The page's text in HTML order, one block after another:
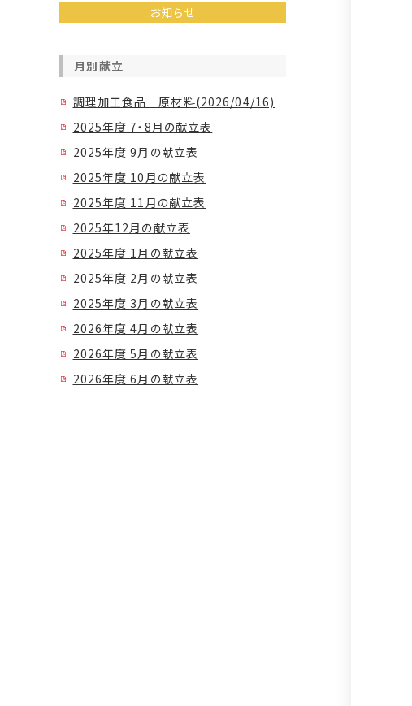
お知らせ
月別献立
調理加工食品 原材料(2026/04/16)
2025年度 7・8月の献立表
2025年度 9月の献立表
2025年度 10月の献立表
2025年度 11月の献立表
2025年12月の献立表
2025年度 1月の献立表
2025年度 2月の献立表
2025年度 3月の献立表
2026年度 4月の献立表
2026年度 5月の献立表
2026年度 6月の献立表